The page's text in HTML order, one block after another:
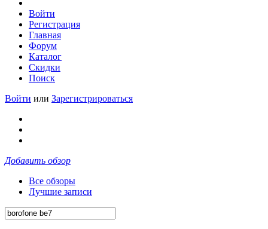
Войти
Регистрация
Главная
Форум
Каталог
Скидки
Поиск
Войти или Зарегистрироваться
Добавить обзор
Все обзоры
Лучшие записи